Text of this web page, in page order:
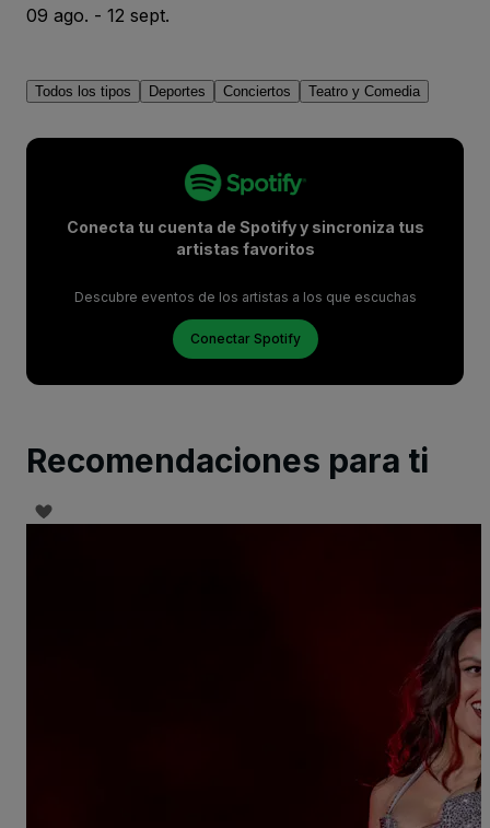
09 ago. - 12 sept.
Todos los tipos Deportes Conciertos Teatro y Comedia
Conecta tu cuenta de Spotify y sincroniza tus
artistas favoritos
Descubre eventos de los artistas a los que escuchas
Conectar Spotify
Recomendaciones para ti